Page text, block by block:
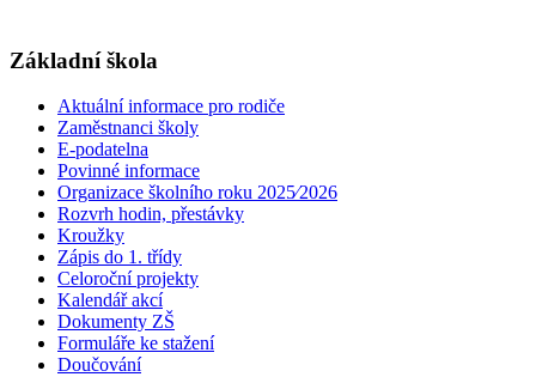
Základní škola
Aktuální informace pro rodiče
Zaměstnanci školy
E-podatelna
Povinné informace
Organizace školního roku 2025⁄2026
Rozvrh hodin, přestávky
Kroužky
Zápis do 1. třídy
Celoroční projekty
Kalendář akcí
Dokumenty ZŠ
Formuláře ke stažení
Doučování